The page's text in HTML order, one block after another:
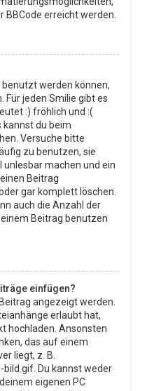
BBCode erreicht werden.
benutzt werden können,
Für jeden Smilie gibt es
:) fröhlich und :(
kannst du beim
Versuche bitte
zu benutzen, sie
unlesbar machen und ein
Beitrag
gar komplett löschen.
auch die Anzahl der
Beitrag benutzen
einfügen?
angezeigt werden.
erlaubt hat,
hochladen. Ansonsten
das auf einem
liegt, z. B.
Du kannst weder
eigenen PC